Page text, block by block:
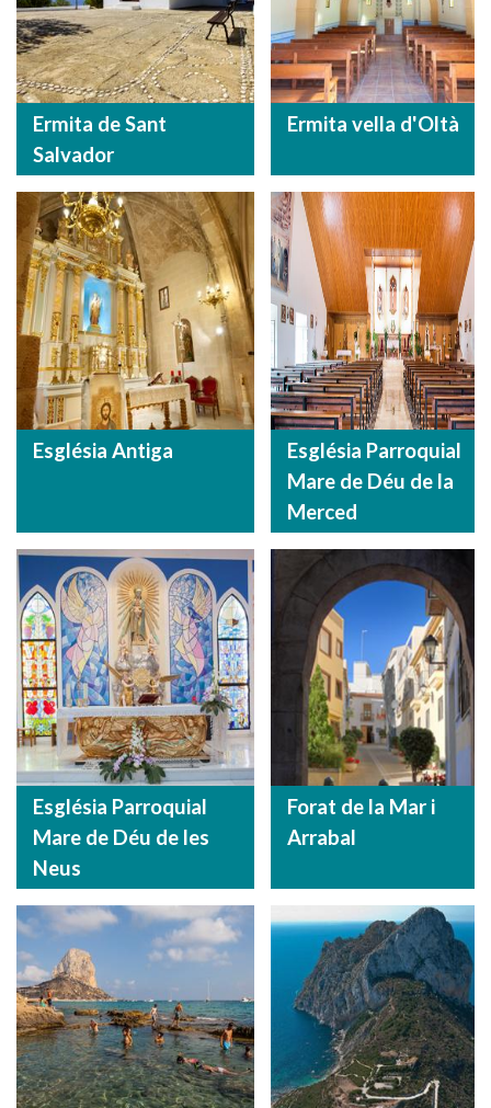
Ermita de Sant
Salvador
Ermita vella d'Oltà
Església Antiga
Església Parroquial
Mare de Déu de la
Merced
Església Parroquial
Mare de Déu de les
Neus
Forat de la Mar i
Arrabal